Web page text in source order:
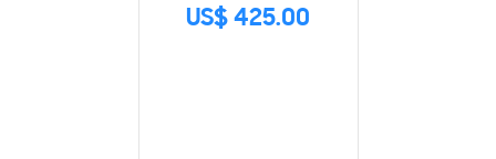
US$ 425.00